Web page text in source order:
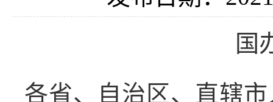
国
各省、自治区、直辖